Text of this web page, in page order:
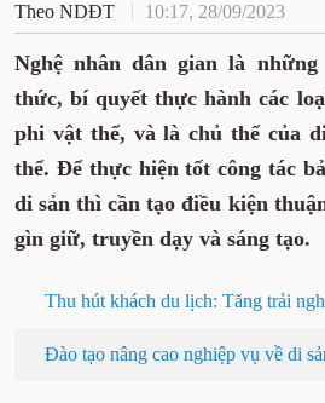
Theo NDĐT 10:17, 28/09/2023
Nghệ nhân dân gian là
thức, bí quyết thực hành các
phi vật thể, và là chủ thể của
thể. Để thực hiện tốt công tác
di sản thì cần tạo điều kiện
gìn giữ, truyền dạy và sáng tạo.
Thu hút khách du lịch: Tăng trải
Đào tạo nâng cao nghiệp vụ về di